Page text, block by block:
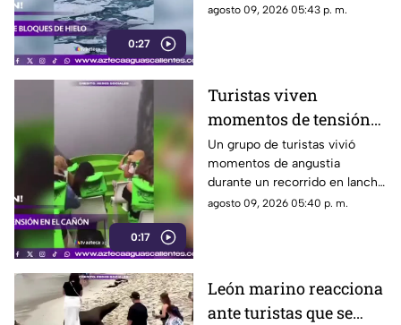
0:27
de hielo flotantes en el océano
agosto 09, 2026 05:43 p. m.
0:17
Turistas viven
momentos de tensión
por fuerte tormenta en
el Cañón del Sumidero
Un grupo de turistas vivió
momentos de angustia
durante un recorrido en lancha
por el Cañón del Sumidero, en
agosto 09, 2026 05:40 p. m.
León marino reacciona
ante turistas que se